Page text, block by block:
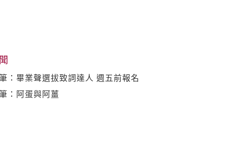
：畢業聲選拔致詞達人 週五前報名
：阿蛋與阿薑